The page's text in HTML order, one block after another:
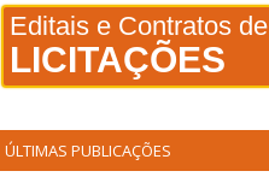
Editais e Contratos de
LICITAÇÕES
ÚLTIMAS PUBLICAÇÕES